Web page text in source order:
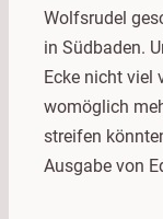
Wolfsrudel
in Südbaden.
Ecke nicht viel
womöglich
streifen
Ausgabe von